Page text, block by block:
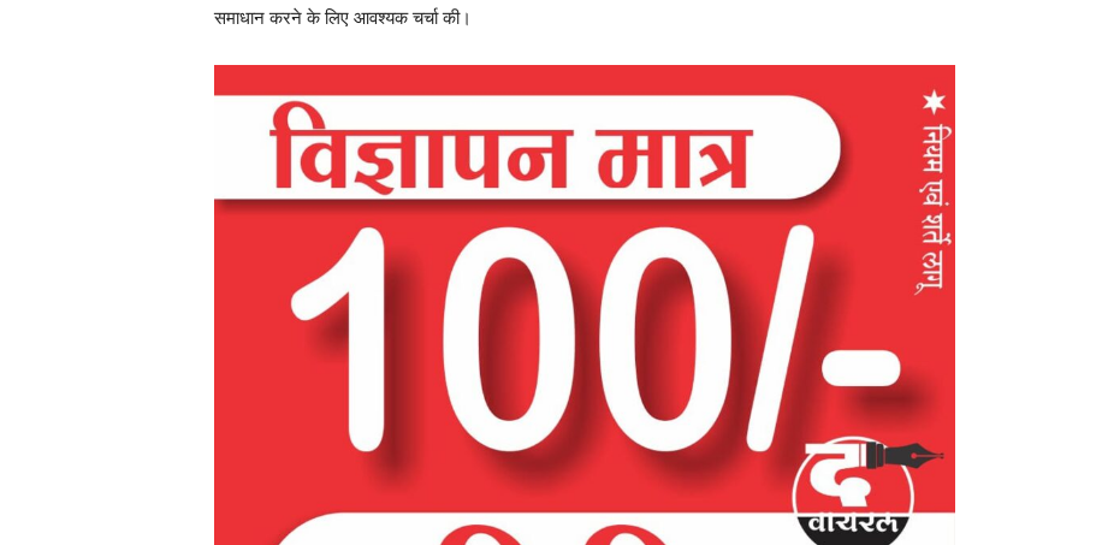
समाधान करने के लिए आवश्‍यक चर्चा की।